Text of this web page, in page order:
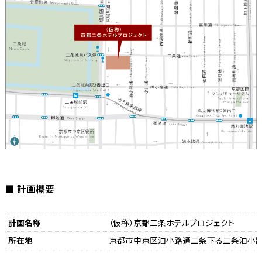
■ 計画概要
計画名称
（仮称）京都二条ホテルプロジェクト
所在地
京都市中京区油小路通二条下る二条油小